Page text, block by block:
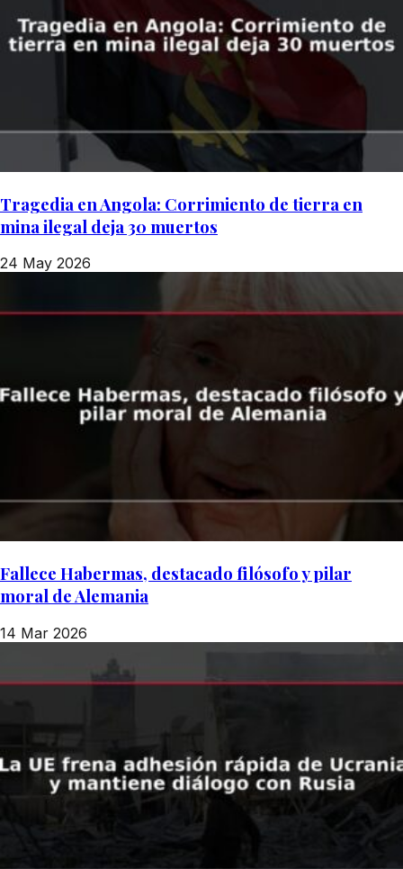
Tragedia en Angola: Corrimiento de tierra en
mina ilegal deja 30 muertos
24 May 2026
Fallece Habermas, destacado filósofo y pilar
moral de Alemania
14 Mar 2026